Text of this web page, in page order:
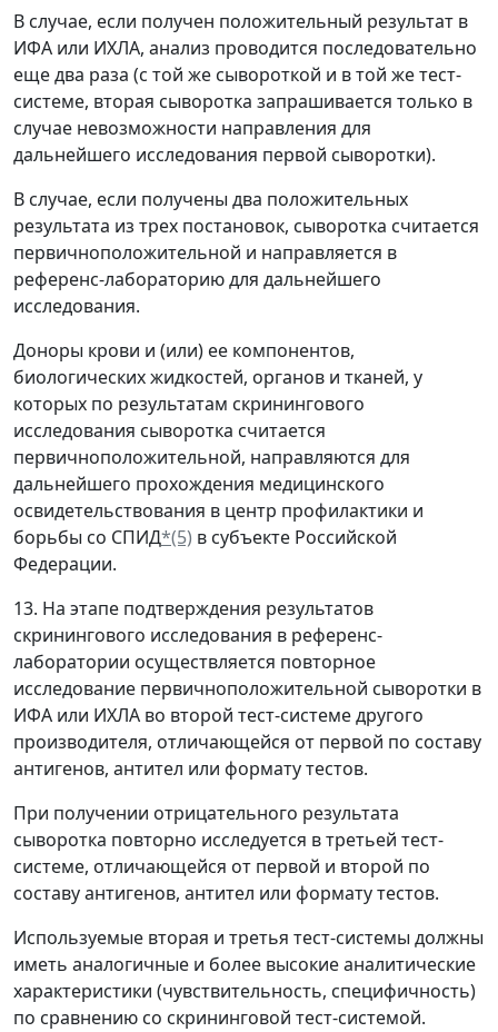
В случае, если получен положительный результат в
ИФА или ИХЛА, анализ проводится последовательно
еще два раза (с той же сывороткой и в той же тест-
системе, вторая сыворотка запрашивается только в
случае невозможности направления для
дальнейшего исследования первой сыворотки).
В случае, если получены два положительных
результата из трех постановок, сыворотка считается
первичноположительной и направляется в
референс-лабораторию для дальнейшего
исследования.
Доноры крови и (или) ее компонентов,
биологических жидкостей, органов и тканей, у
которых по результатам скринингового
исследования сыворотка считается
первичноположительной, направляются для
дальнейшего прохождения медицинского
освидетельствования в центр профилактики и
борьбы со СПИД*(5) в субъекте Российской
Федерации.
13. На этапе подтверждения результатов
скринингового исследования в референс-
лаборатории осуществляется повторное
исследование первичноположительной сыворотки в
ИФА или ИХЛА во второй тест-системе другого
производителя, отличающейся от первой по составу
антигенов, антител или формату тестов.
При получении отрицательного результата
сыворотка повторно исследуется в третьей тест-
системе, отличающейся от первой и второй по
составу антигенов, антител или формату тестов.
Используемые вторая и третья тест-системы должны
иметь аналогичные и более высокие аналитические
характеристики (чувствительность, специфичность)
по сравнению со скрининговой тест-системой.